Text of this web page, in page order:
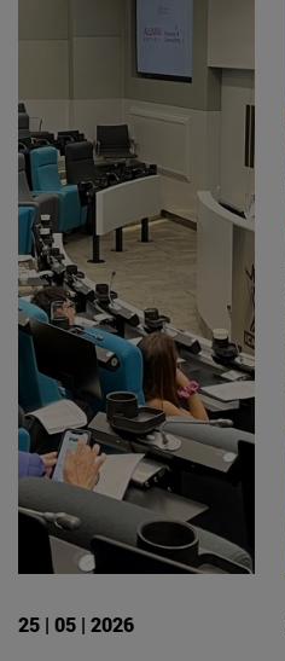
25 | 05 | 2026